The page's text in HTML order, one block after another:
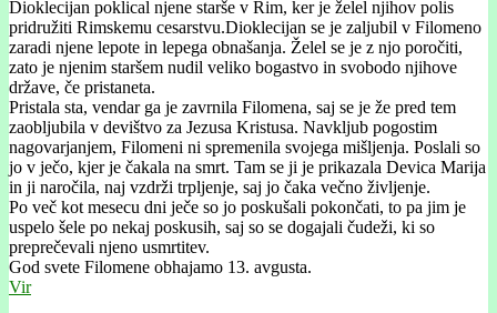
Dioklecijan poklical njene starše v Rim, ker je želel njihov polis
pridružiti Rimskemu cesarstvu.Dioklecijan se je zaljubil v Filomeno
zaradi njene lepote in lepega obnašanja. Želel se je z njo poročiti,
zato je njenim staršem nudil veliko bogastvo in svobodo njihove
države, če pristaneta.
Pristala sta, vendar ga je zavrnila Filomena, saj se je že pred tem
zaobljubila v devištvo za Jezusa Kristusa. Navkljub pogostim
nagovarjanjem, Filomeni ni spremenila svojega mišljenja. Poslali so
jo v ječo, kjer je čakala na smrt. Tam se ji je prikazala Devica Marija
in ji naročila, naj vzdrži trpljenje, saj jo čaka večno življenje.
Po več kot mesecu dni ječe so jo poskušali pokončati, to pa jim je
uspelo šele po nekaj poskusih, saj so se dogajali čudeži, ki so
preprečevali njeno usmrtitev.
God svete Filomene obhajamo 13. avgusta.
Vir